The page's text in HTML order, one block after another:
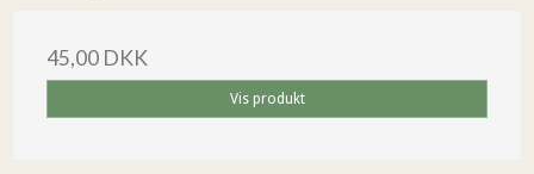
45,00 DKK
Vis produkt